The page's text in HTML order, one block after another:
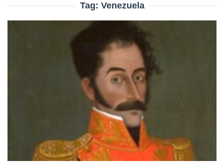
Tag: Venezuela